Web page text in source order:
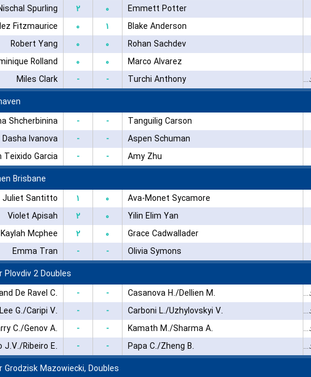
Spurling
۲ ۰ Emmett Potter
Fitzmaurice
۰ ۱ Blake Anderson
Robert Yang
۰ ۰ Rohan Sachdev
Rolland
۰ ۰ Marco Alvarez
Miles Clark
- - Turchi Anthony بازی شروع نشده است
Shcherbinina
- - Tanguilig Carson
Dasha Ivanova
- - Aspen Schuman
Teixido Garcia
- - Amy Zhu
Brisbane
Juliet Santitto
۱ ۰ Ava-Monet Sycamore
Violet Apisah
۲ ۰ Yilin Elim Yan
Kaylah Mcphee
۲ ۰ Grace Cadwallader
Emma Tran
- - Olivia Symons
Plovdiv 2 Doubles
De Ravel C.
- - Casanova H./Dellien M. بازی شروع نشده است
G./Caripi V.
- - Carboni L./Uzhylovskyi V. بازی شروع نشده است
C./Genov A.
- - Kamath M./Sharma A. بازی شروع نشده است
J.V./Ribeiro E.
- - Papa C./Zheng B. بازی شروع نشده است
Grodzisk Mazowiecki, Doubles